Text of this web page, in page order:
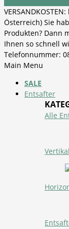
Österreich) Sie
Produkten? Dann
Ihnen so schnell
Telefonnummer:
Main Menu
SALE
Entsafter
Alle